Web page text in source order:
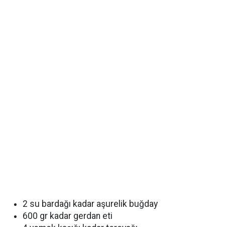
2 su bardağı kadar aşurelik buğday
600 gr kadar gerdan eti